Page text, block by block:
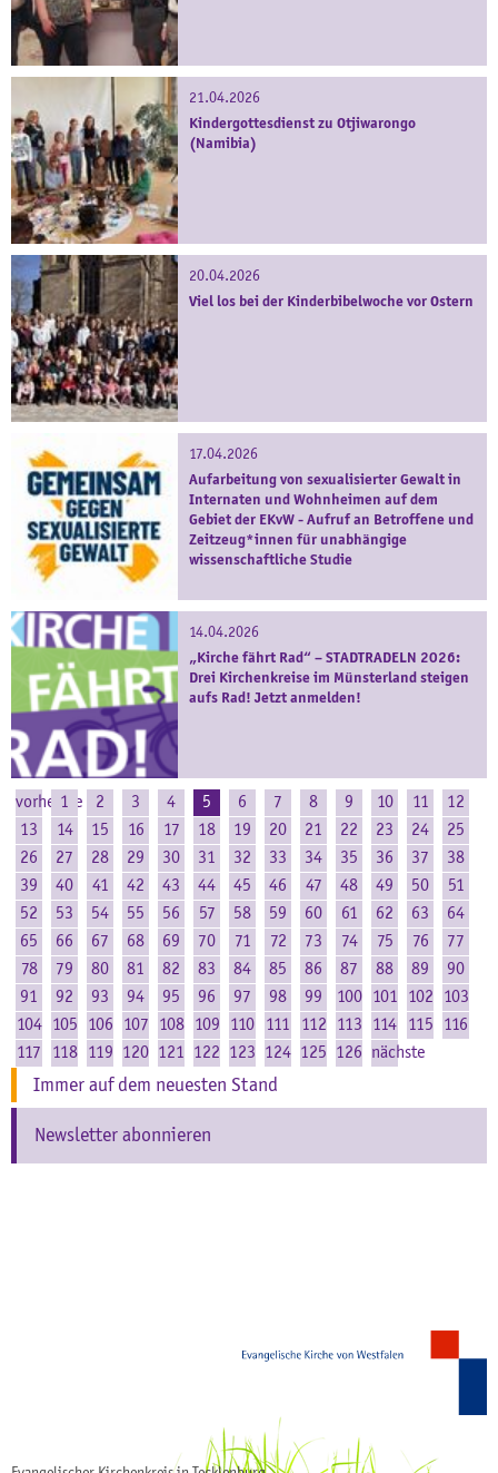
21.04.2026
Kindergottesdienst zu Otjiwarongo
(Namibia)
20.04.2026
Viel los bei der Kinderbibelwoche vor Ostern
17.04.2026
Aufarbeitung von sexualisierter Gewalt in
Internaten und Wohnheimen auf dem
Gebiet der EKvW - Aufruf an Betroffene und
Zeitzeug*innen für unabhängige
wissenschaftliche Studie
14.04.2026
„Kirche fährt Rad“ – STADTRADELN 2026:
Drei Kirchenkreise im Münsterland steigen
aufs Rad! Jetzt anmelden!
vorherige
1 2 3 4 5 6 7 8 9 10 11
12
13
14 15 16 17 18 19 20 21 22 23 24
25
26
27 28 29 30 31 32 33 34 35 36 37
38
39
40 41 42 43 44 45 46 47 48 49 50
51
52
53 54 55 56 57 58 59 60 61 62 63
64
65
66 67 68 69 70 71 72 73 74 75 76
77
78
79 80 81 82 83 84 85 86 87 88 89
90
91
92 93 94 95 96 97 98 99 100 101 102
103
104
105 106 107 108 109 110 111 112 113 114 115
116
117
118 119 120 121 122 123 124 125 126 nächste
Immer auf dem neuesten Stand
Newsletter abonnieren